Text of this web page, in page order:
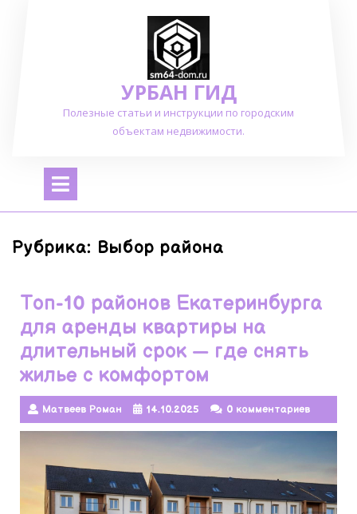
УРБАН ГИД
Полезные статьи и инструкции по городским
объектам недвижимости.
Открыть
Рубрика: Выбор района
Топ-10 районов Екатеринбурга
для аренды квартиры на
длительный срок — где снять
жилье с комфортом
Матвеев Роман 14.10.2025 0 комментариев